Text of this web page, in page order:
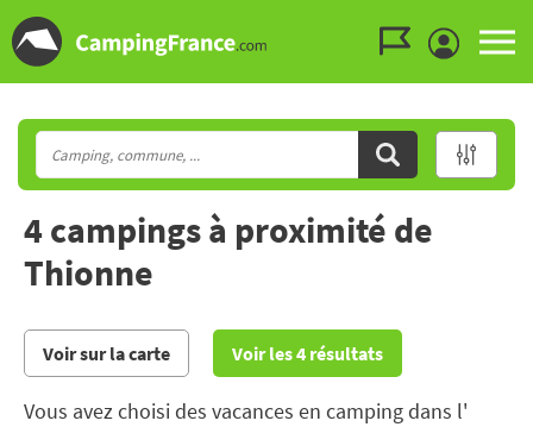
4 campings à proximité de
Thionne
Voir sur la carte Voir les 4 résultats
Vous avez choisi des vacances en camping dans l'